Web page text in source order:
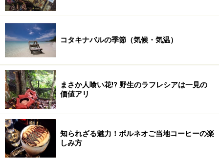
でもコタキナバルでは、イスラム女性でもスカーフをか
ぶっていない人も多く、服装も自由で、お酒もコンビニ
やスーパーで売られていたり、男女の社会的差別も少な
いなど、中東のイスラムと比べると、またマレーシアの
他地域と比べても、イスラム色が薄めと言えます。
中華系マレーシア人
コタキナバルの季節（気候・気温）
まさか人喰い花!? 野生のラフレシアは一見の
価値アリ
知られざる魅力！ボルネオご当地コーヒーの楽
しみ方